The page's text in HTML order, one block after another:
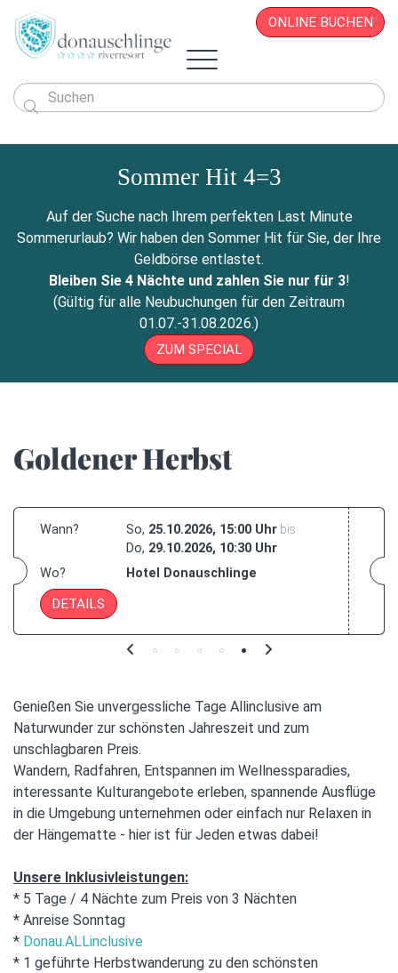
ONLINE BUCHEN
Winterurlaub
Geschichte
Team
Hotelvideos
Webcam
Zimmer & Angebote
Zimmerpreise
Donau.ALLinclusive.Leistungen
Stornobedingungen
Donau.PAUSCHALEN
Donau.EVENTS
Urlaub mit der Familie
Urlaub mit Freunden
Urlaub mit dem Hund
Singleurlaub mit Kind
Sportlich & Aktiv
Aktivprogramm
Radfahren
Donau-Radfähre
Bike Station
Badeerlebnis
Yoga an der Donau
Wellness-Paradies
Beauty & Kosmetik
Wickel & Packungen
Entspannungs-Pakete
Business & Seminare
Seminare & Tagungen
Firmenfeiern
Seminaranfrage
ONLINE BUCHEN
Kontakt
Zimmerpreise

Sommer Hit 4=3
Auf der Suche nach Ihrem perfekten Last Minute
Sommerurlaub? Wir haben den Sommer Hit für Sie, der Ihre
Geldbörse entlastet.
Bleiben Sie 4 Nächte und zahlen Sie nur für 3!
(Gültig für alle Neubuchungen für den Zeitraum
01.07.-31.08.2026.)
ZUM SPECIAL
Goldener Herbst
Wann? So 25.10.2026, 15:00 Uhrbis
Do 29.10.2026, 10:30 Uhr
Wo?
Hotel Donauschlinge
DETAILS
Genießen Sie unvergessliche Tage Allinclusive am
Naturwunder zur schönsten Jahreszeit und zum
unschlagbaren Preis.
Wandern, Radfahren, Entspannen im Wellnessparadies,
interessante Kulturangebote erleben, spannende Ausflüge
in die Umgebung unternehmen oder einfach nur Relaxen in
der Hängematte - hier ist für Jeden etwas dabei!
Unsere Inklusivleistungen:
* 5 Tage / 4 Nächte zum Preis von 3 Nächten
* Anreise Sonntag
* Donau.ALLinclusive
* 1 geführte Herbstwanderung zu den schönsten